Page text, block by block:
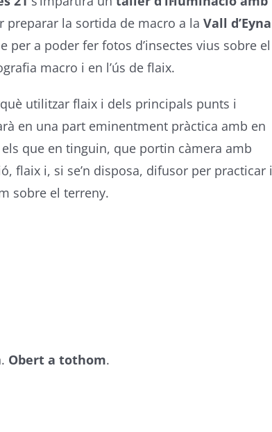
preparar la sortida de macro a la Vall d’Eyna
per a poder fer fotos d’insectes vius sobre el
macro i en l’ús de flaix.
utilitzar flaix i dels principals punts i
en una part eminentment pràctica amb en
que en tinguin, que portin càmera amb
flaix i, si se’n disposa, difusor per practicar i
sobre el terreny.
Obert a tothom.